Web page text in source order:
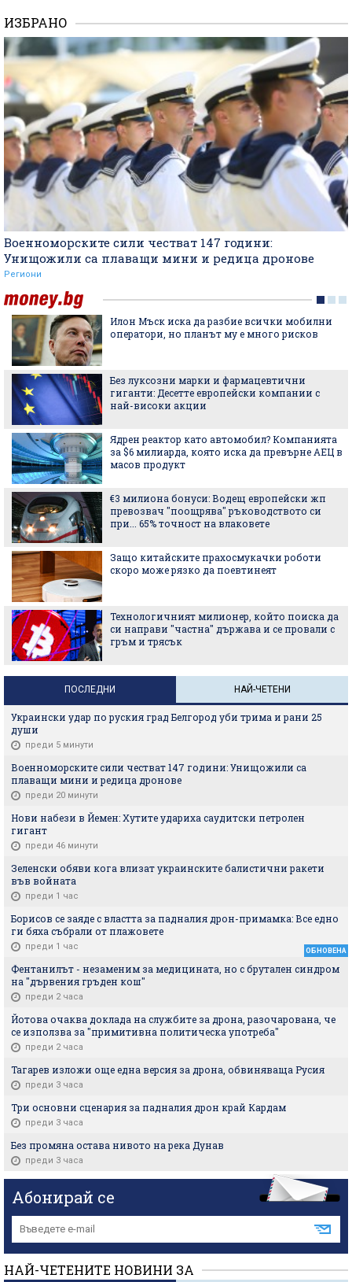
ИЗБРАНО
Военноморските сили честват 147 години:
Унищожили са плаващи мини и редица дронове
Региони
Илон Мъск иска да разбие всички мобилни
оператори, но планът му е много рисков
Без луксозни марки и фармацевтични
гиганти: Десетте европейски компании с
най-високи акции
Ядрен реактор като автомобил? Компанията
за $6 милиарда, която иска да превърне АЕЦ в
масов продукт
€3 милиона бонуси: Водещ европейски жп
превозвач "поощрява" ръководството си
при... 65% точност на влаковете
Защо китайските прахосмукачки роботи
скоро може рязко да поевтинеят
Технологичният милионер, който поиска да
си направи "частна" държава и се провали с
гръм и трясък
ПОСЛЕДНИ НАЙ-ЧЕТЕНИ
Украински удар по руския град Белгород уби трима и рани 25
души
преди 5 минути
Военноморските сили честват 147 години: Унищожили са
плаващи мини и редица дронове
преди 20 минути
Нови набези в Йемен: Хутите удариха саудитски петролен
гигант
преди 46 минути
Зеленски обяви кога влизат украинските балистични ракети
във войната
преди 1 час
Борисов се заяде с властта за падналия дрон-примамка: Все едно
ги бяха събрали от плажовете
преди 1 час ОБНОВЕНА
Фентанилът - незаменим за медицината, но с брутален синдром
на "дървения гръден кош"
преди 2 часа
Йотова очаква доклада на службите за дрона, разочарована, че
се използва за "примитивна политическа употреба"
преди 2 часа
Тагарев изложи още една версия за дрона, обвиняваща Русия
преди 3 часа
Три основни сценария за падналия дрон край Кардам
преди 3 часа
Без промяна остава нивото на река Дунав
преди 3 часа
Абонирай се
НАЙ-ЧЕТЕНИТЕ НОВИНИ ЗА